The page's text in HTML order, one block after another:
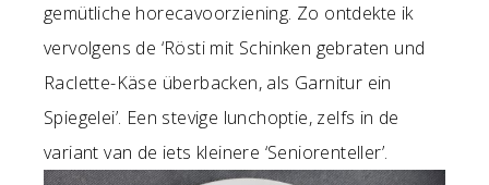
gemütliche horecavoorziening. Zo ontdekte ik
vervolgens de ‘Rösti mit Schinken gebraten und
Raclette-Käse überbacken, als Garnitur ein
Spiegelei’. Een stevige lunchoptie, zelfs in de
variant van de iets kleinere ‘Seniorenteller’.